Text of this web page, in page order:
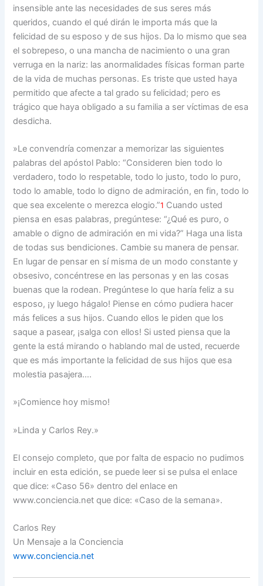
insensible ante las necesidades de sus seres más
queridos, cuando el qué dirán le importa más que la
felicidad de su esposo y de sus hijos. Da lo mismo que sea
el sobrepeso, o una mancha de nacimiento o una gran
verruga en la nariz: las anormalidades físicas forman parte
de la vida de muchas personas. Es triste que usted haya
permitido que afecte a tal grado su felicidad; pero es
trágico que haya obligado a su familia a ser víctimas de esa
desdicha.
»Le convendría comenzar a memorizar las siguientes
palabras del apóstol Pablo: “Consideren bien todo lo
verdadero, todo lo respetable, todo lo justo, todo lo puro,
todo lo amable, todo lo digno de admiración, en fin, todo lo
que sea excelente o merezca elogio.”1 Cuando usted
piensa en esas palabras, pregúntese: “¿Qué es puro, o
amable o digno de admiración en mi vida?” Haga una lista
de todas sus bendiciones. Cambie su manera de pensar.
En lugar de pensar en sí misma de un modo constante y
obsesivo, concéntrese en las personas y en las cosas
buenas que la rodean. Pregúntese lo que haría feliz a su
esposo, ¡y luego hágalo! Piense en cómo pudiera hacer
más felices a sus hijos. Cuando ellos le piden que los
saque a pasear, ¡salga con ellos! Si usted piensa que la
gente la está mirando o hablando mal de usted, recuerde
que es más importante la felicidad de sus hijos que esa
molestia pasajera….
»¡Comience hoy mismo!
»Linda y Carlos Rey.»
El consejo completo, que por falta de espacio no pudimos
incluir en esta edición, se puede leer si se pulsa el enlace
que dice: «Caso 56» dentro del enlace en
www.conciencia.net que dice: «Caso de la semana».
Carlos Rey
Un Mensaje a la Conciencia
www.conciencia.net